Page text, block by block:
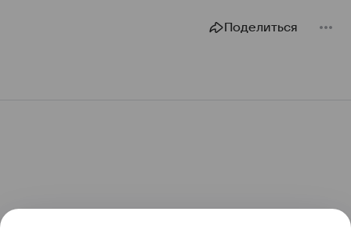
Поделиться